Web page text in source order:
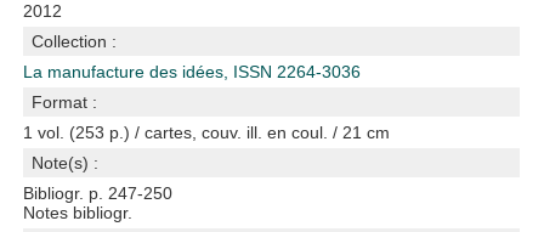
2012
Collection :
La manufacture des idées, ISSN 2264-3036
Format :
1 vol. (253 p.) / cartes, couv. ill. en coul. / 21 cm
Note(s) :
Bibliogr. p. 247-250
Notes bibliogr.